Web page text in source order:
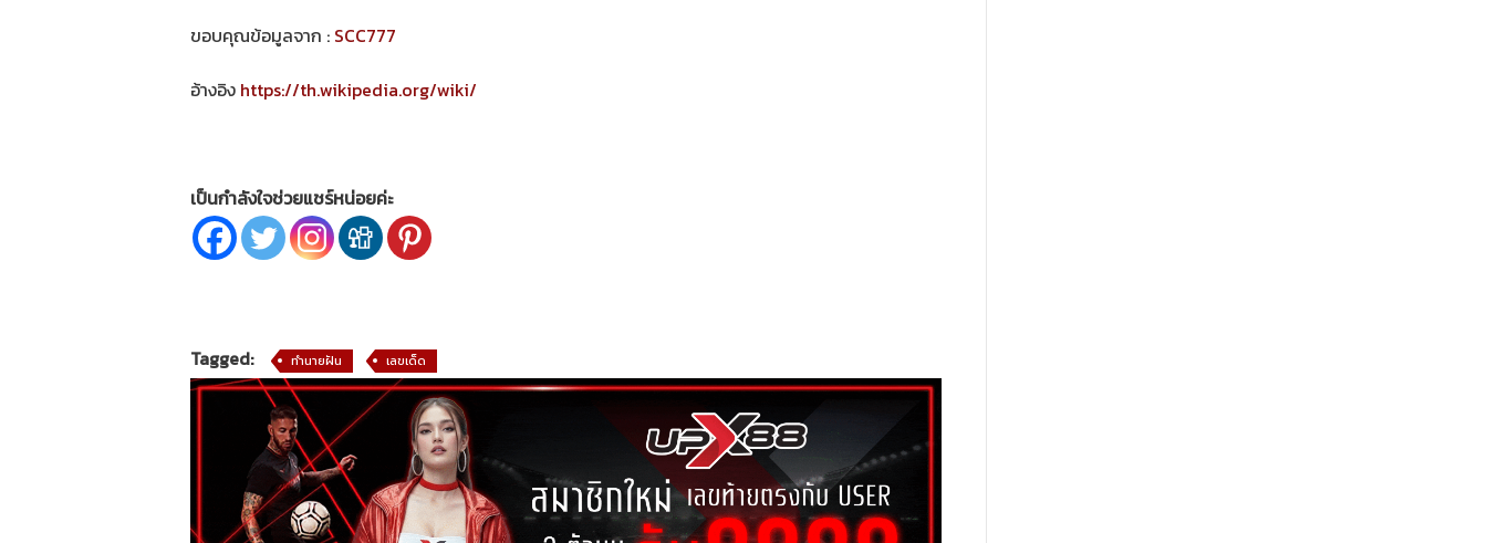
ขอบคุณข้อมูลจาก : SCC777
อ้างอิง https://th.wikipedia.org/wiki/
เป็นกำลังใจช่วยแชร์หน่อยค่ะ
Tagged: ทำนายฝัน เลขเด็ด